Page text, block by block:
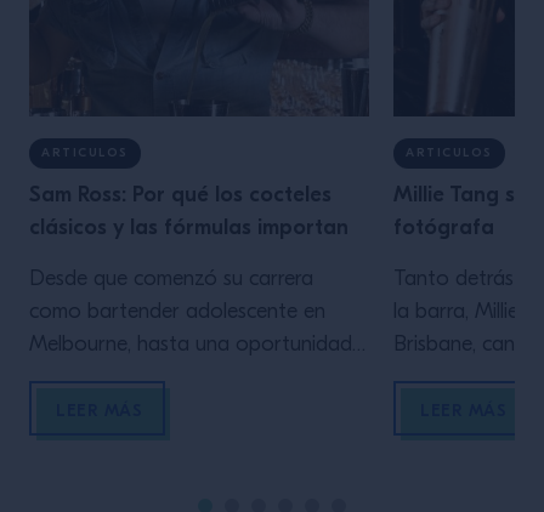
ARTICULOS
Sam Ross: Por qué los cocteles
clásicos y las fórmulas importan
Desde que comenzó su carrera
como bartender adolescente en
Melbourne, hasta una oportunidad
clave en Milk & Honey de Nueva
las virtudes de una base sólida en la
ARTICULOS
Millie Tang
fotógrafa
Tanto detrás
la barra, Millie
Brisbane,
para crear arte
entrelazan: